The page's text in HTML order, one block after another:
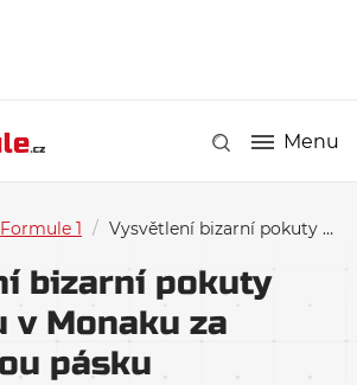
Menu
Formule 1 / Vysvětlení bizarní pokuty McLarenu v Monaku za průhlednou pásku
bizarní pokuty
v Monaku za
pásku